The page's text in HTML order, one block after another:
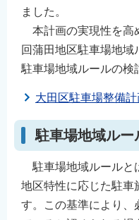
ました。
本計画の実現性を高
回蒲田地区駐車場地域
駐車場地域ルールの検
大田区駐車場整備計
駐車場地域ルー
駐車場地域ルールと
地区特性に応じた駐車
す。この基準により、